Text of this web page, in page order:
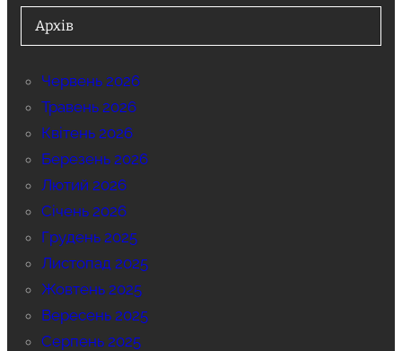
Архів
Червень 2026
Травень 2026
Квітень 2026
Березень 2026
Лютий 2026
Січень 2026
Грудень 2025
Листопад 2025
Жовтень 2025
Вересень 2025
Серпень 2025